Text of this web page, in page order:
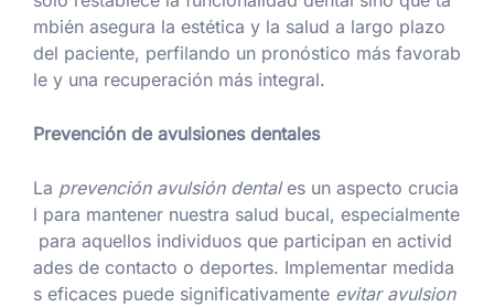
mbién asegura la estética y la salud a largo plazo
del paciente, perfilando un pronóstico más favorab
le y una recuperación más integral.
Prevención de avulsiones dentales
La prevención avulsión dentales un aspecto crucia
l para mantener nuestra salud bucal, especialmente
para aquellos individuos que participan en activid
ades de contacto o deportes. Implementar medida
s eficaces puede significativamente evitar avulsion